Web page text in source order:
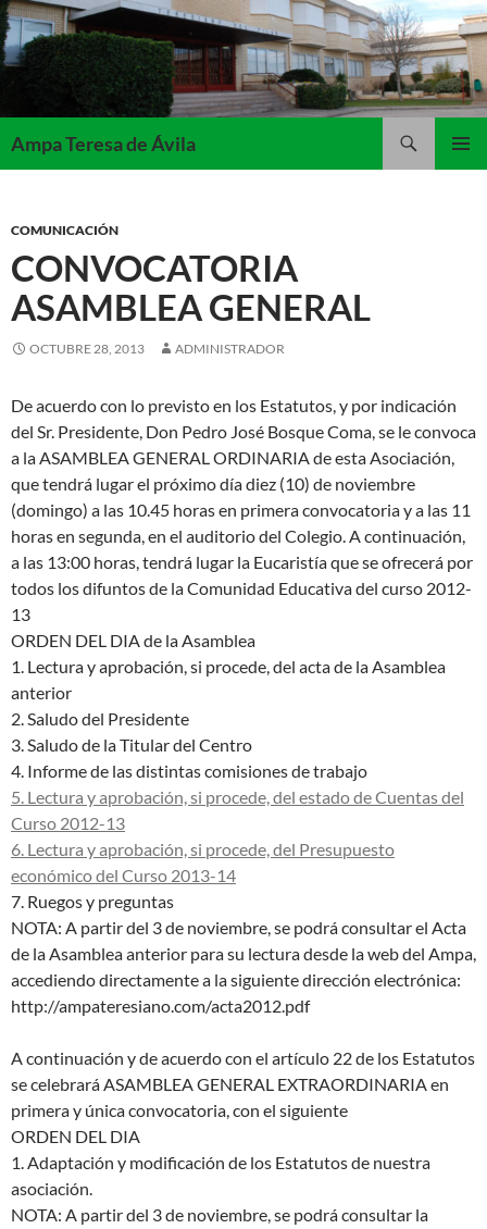
Saltar
al
contenido
Ampa Teresa de Ávila
COMUNICACIÓN
CONVOCATORIA
ASAMBLEA GENERAL
OCTUBRE 28, 2013 ADMINISTRADOR
De acuerdo con lo previsto en los Estatutos, y por indicación
del Sr. Presidente, Don Pedro José Bosque Coma, se le convoca
a la ASAMBLEA GENERAL ORDINARIA de esta Asociación,
que tendrá lugar el próximo día diez (10) de noviembre
(domingo) a las 10.45 horas en primera convocatoria y a las 11
horas en segunda, en el auditorio del Colegio. A continuación,
a las 13:00 horas, tendrá lugar la Eucaristía que se ofrecerá por
todos los difuntos de la Comunidad Educativa del curso 2012-
13
ORDEN DEL DIA de la Asamblea
1. Lectura y aprobación, si procede, del acta de la Asamblea
anterior
2. Saludo del Presidente
3. Saludo de la Titular del Centro
4. Informe de las distintas comisiones de trabajo
5. Lectura y aprobación, si procede, del estado de Cuentas del
Curso 2012-13
6. Lectura y aprobación, si procede, del Presupuesto
económico del Curso 2013-14
7. Ruegos y preguntas
NOTA: A partir del 3 de noviembre, se podrá consultar el Acta
de la Asamblea anterior para su lectura desde la web del Ampa,
accediendo directamente a la siguiente dirección electrónica:
http://ampateresiano.com/acta2012.pdf
A continuación y de acuerdo con el artículo 22 de los Estatutos
se celebrará ASAMBLEA GENERAL EXTRAORDINARIA en
primera y única convocatoria, con el siguiente
ORDEN DEL DIA
1. Adaptación y modificación de los Estatutos de nuestra
asociación.
NOTA: A partir del 3 de noviembre, se podrá consultar la